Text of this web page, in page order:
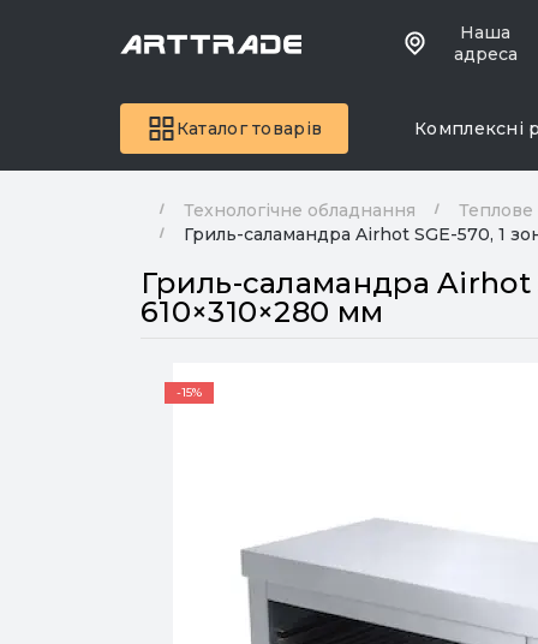
Наша
адреса
Каталог товарів Комплексні
Технологічне обладнання
Гриль-саламандра Airhot SGE-570, 1
Гриль-саламандра Airhot
610×310×280 мм
-15%